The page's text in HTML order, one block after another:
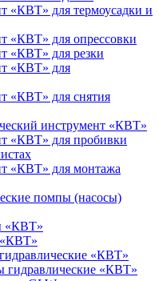
«КВТ» для термоусадки и
«КВТ» для опрессовки
«КВТ» для резки
«КВТ» для
«КВТ» для снятия
инструмент «КВТ»
«КВТ» для пробивки
«КВТ» для монтажа
помпы (насосы)
«КВТ»
«КВТ»
«КВТ»
гидравлические «КВТ»